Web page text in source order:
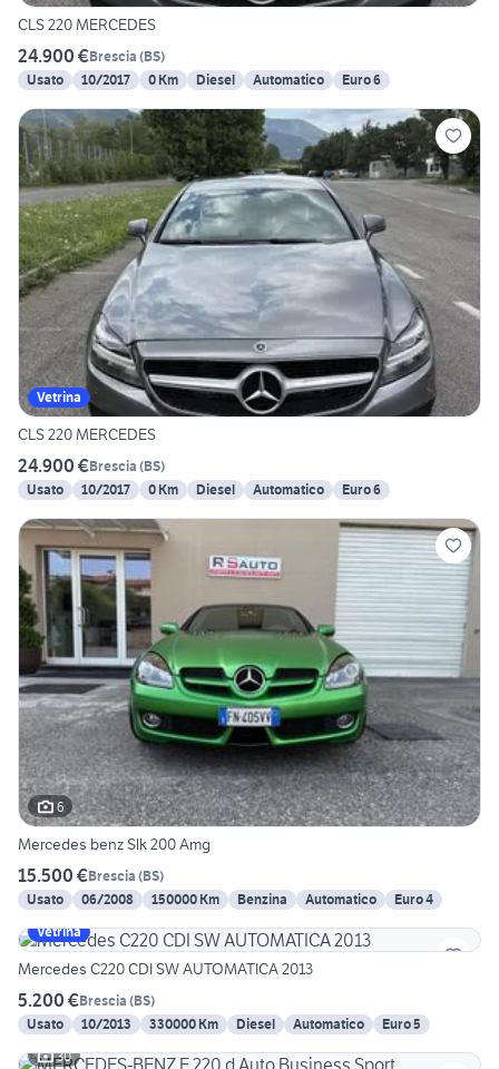
CLS 220 MERCEDES
24.900 €Brescia (BS)
Usato
10/2017 0 Km Diesel Automatico Euro 6
Vetrina
CLS 220 MERCEDES
24.900 €Brescia (BS)
Usato
10/2017 0 Km Diesel Automatico Euro 6
6
Mercedes benz Slk 200 Amg
15.500 €Brescia (BS)
Usato
06/2008 150000 Km Benzina Automatico
Euro 4
Vetrina
Mercedes C220 CDI SW AUTOMATICA 2013
5.200 €Brescia (BS)
Usato
10/2013 330000 Km Diesel Automatico
Euro 5
30